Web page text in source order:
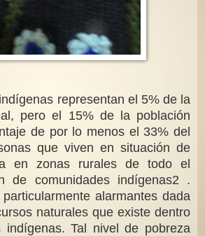
representan el 5% de la
pero el 15% de la población
de por lo menos el 33% del
que viven en situación de
en zonas rurales de todo el
de comunidades indígenas2 .
alarmantes dada
naturales que existe dentro
indígenas. Tal nivel de pobreza